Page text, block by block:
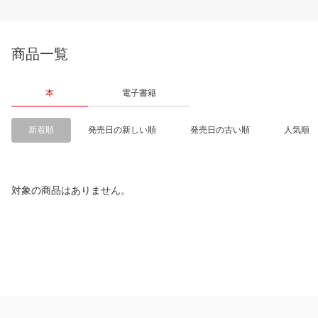
商品一覧
本 電子書籍
新着順 発売日の新しい順 発売日の古い順 人気順
対象の商品はありません。